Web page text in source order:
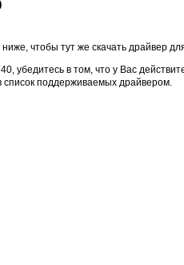
чтобы тут же скачать драйвер
убедитесь в том, что у Вас
поддерживаемых драйвером.